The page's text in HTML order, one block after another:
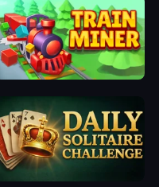
Train Miner